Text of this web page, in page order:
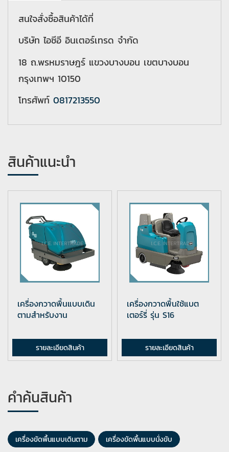
สนใจสั่งซื้อสินค้าได้ที่
บริษัท ไอซีอี อินเตอร์เทรด จำกัด
18 ถ.พรหมราษฎร์ แขวงบางบอน เขตบางบอน
กรุงเทพฯ 10150
โทรศัพท์ 0817213550
สินค้าแนะนำ
เครื่องกวาดพื้นแบบเดิน
ตามสำหรับงาน
รายละเอียดสินค้า
เครื่องกวาดพื้นใช้แบต
เตอร์รี่ รุ่น S16
รายละเอียดสินค้า
คำค้นสินค้า
เครื่องขัดพื้นแบบเดินตาม เครื่องขัดพื้นแบบนั่งขับ